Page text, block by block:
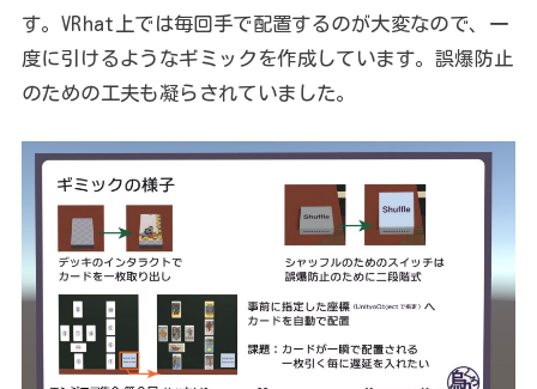
す。VRhat上では毎回手で配置するのが大変なので、一
度に引けるようなギミックを作成しています。誤爆防止
のための工夫も凝らされていました。